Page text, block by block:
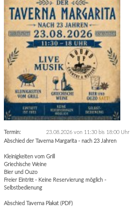
Termin: 23.08.2026 von 11:30 bis 18:00 Uhr
Abschied der Taverna Margarita - nach 23 Jahren
Kleinigkeiten vom Grill
Griechische Weine
Bier und Ouzo
Freier Eintritt - Keine Reservierung möglich -
Selbstbedienung
Abschied Taverna Plakat (PDF)